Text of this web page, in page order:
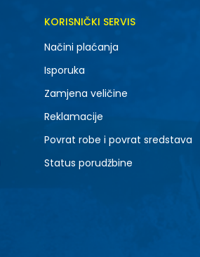
KORISNIČKI SERVIS
Načini plaćanja
Isporuka
Zamjena veličine
Reklamacije
Povrat robe i povrat sredstava
Status porudžbine